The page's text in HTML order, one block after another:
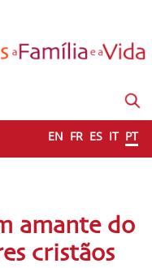
EN FR ES IT PT
amante do
cristãos